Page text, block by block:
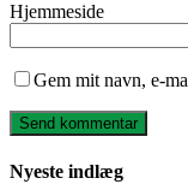
Hjemmeside
Gem mit navn, e-
Nyeste indlæg